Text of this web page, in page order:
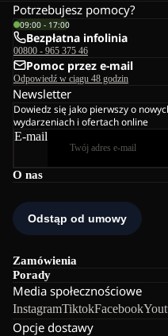
O nas
Zamówienia
Porady
Media społecznościowe
InstagramTiktokFacebook
Opcje dostawy
Potrzebujesz pomocy?
09:00 - 17:00
Bezpłatna infolinia
00800 - 965 375 46
Pomoc przez e-mail
Odpowiedź w ciągu 48 godzin
Newsletter
Dowiedz się jako pierwszy o
wydarzeniach i ofertach online
E-mail